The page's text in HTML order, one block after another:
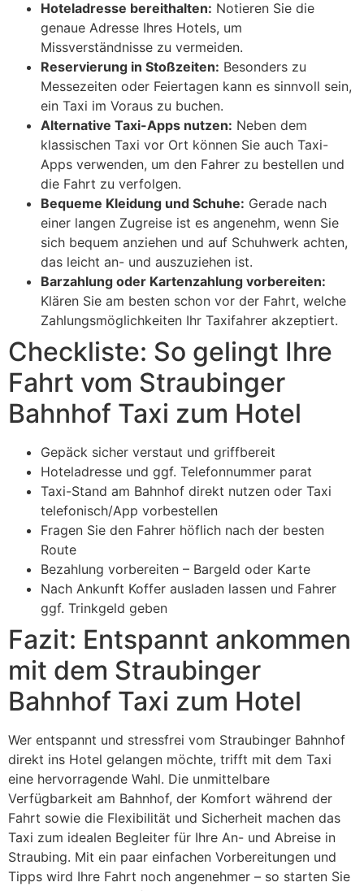
Hoteladresse bereithalten: Notieren Sie die
genaue Adresse Ihres Hotels, um
Missverständnisse zu vermeiden.
Reservierung in Stoßzeiten: Besonders zu
Messezeiten oder Feiertagen kann es sinnvoll sein,
ein Taxi im Voraus zu buchen.
Alternative Taxi-Apps nutzen: Neben dem
klassischen Taxi vor Ort können Sie auch Taxi-
Apps verwenden, um den Fahrer zu bestellen und
die Fahrt zu verfolgen.
Bequeme Kleidung und Schuhe: Gerade nach
einer langen Zugreise ist es angenehm, wenn Sie
sich bequem anziehen und auf Schuhwerk achten,
das leicht an- und auszuziehen ist.
Barzahlung oder Kartenzahlung vorbereiten:
Klären Sie am besten schon vor der Fahrt, welche
Zahlungsmöglichkeiten Ihr Taxifahrer akzeptiert.
Checkliste: So gelingt Ihre
Fahrt vom Straubinger
Bahnhof Taxi zum Hotel
Gepäck sicher verstaut und griffbereit
Hoteladresse und ggf. Telefonnummer parat
Taxi-Stand am Bahnhof direkt nutzen oder Taxi
telefonisch/App vorbestellen
Fragen Sie den Fahrer höflich nach der besten
Route
Bezahlung vorbereiten – Bargeld oder Karte
Nach Ankunft Koffer ausladen lassen und Fahrer
ggf. Trinkgeld geben
Fazit: Entspannt ankommen
mit dem Straubinger
Bahnhof Taxi zum Hotel
Wer entspannt und stressfrei vom Straubinger Bahnhof
direkt ins Hotel gelangen möchte, trifft mit dem Taxi
eine hervorragende Wahl. Die unmittelbare
Verfügbarkeit am Bahnhof, der Komfort während der
Fahrt sowie die Flexibilität und Sicherheit machen das
Taxi zum idealen Begleiter für Ihre An- und Abreise in
Straubing. Mit ein paar einfachen Vorbereitungen und
Tipps wird Ihre Fahrt noch angenehmer – so starten Sie